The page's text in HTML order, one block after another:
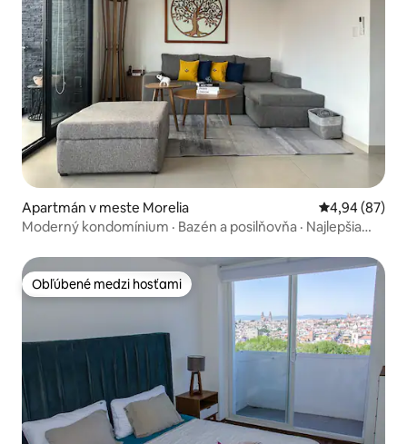
Apartmán v meste Morelia Priemerné
4,94 (87)
Moderný kondomínium · Bazén a posilňovňa · Najlepšia
Obľúbené medzi hosťami
Obľúbené medzi hosťami